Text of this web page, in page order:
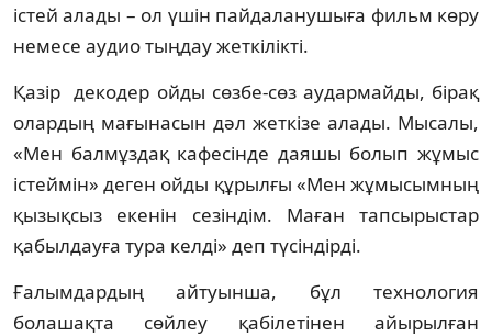
істей алады – ол үшін пайдаланушыға фильм көру
немесе аудио тыңдау жеткілікті.
Қазір декодер ойды сөзбе-сөз аудармайды, бірақ
олардың мағынасын дәл жеткізе алады. Мысалы,
«Мен балмұздақ кафесінде даяшы болып жұмыс
істеймін» деген ойды құрылғы «Мен жұмысымның
қызықсыз екенін сезіндім. Маған тапсырыстар
қабылдауға тура келді» деп түсіндірді.
Ғалымдардың айтуынша, бұл технология
болашақта сөйлеу қабілетінен айырылған